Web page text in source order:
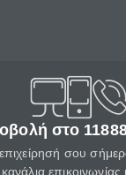
στο
σου
επικοινωνίας